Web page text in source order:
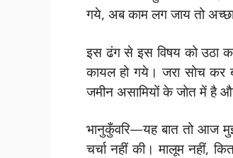
गये, अब काम लग जाय तो अच्छा
इस ढंग से इस विषय को उठा
कायल हो गये। जरा सोच कर
जमीन असामियों के जोत में है
भानुकुँवरि—यह बात तो आज
चर्चा नहीं की। मालूम नहीं,